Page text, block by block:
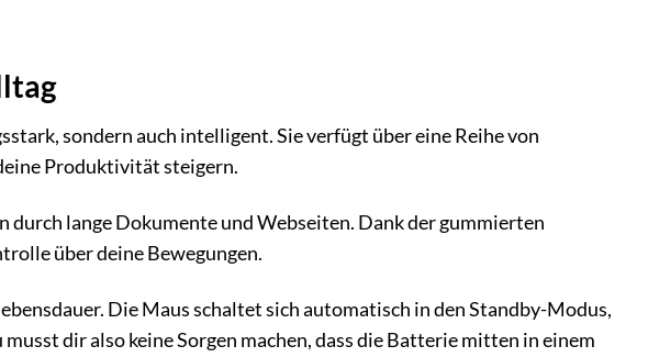
sondern auch intelligent. Sie verfügt über eine Reihe von
Produktivität steigern.
lange Dokumente und Webseiten. Dank der gummierten
über deine Bewegungen.
Die Maus schaltet sich automatisch in den Standby-Modus,
dir also keine Sorgen machen, dass die Batterie mitten in einem